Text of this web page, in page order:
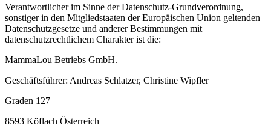
Verantwortlicher im Sinne der Datenschutz-Grundverordnung,
sonstiger in den Mitgliedstaaten der Europäischen Union geltenden
Datenschutzgesetze und anderer Bestimmungen mit
datenschutzrechtlichem Charakter ist die:
MammaLou Betriebs GmbH.
Geschäftsführer: Andreas Schlatzer, Christine Wipfler
Graden 127
8593 Köflach Österreich